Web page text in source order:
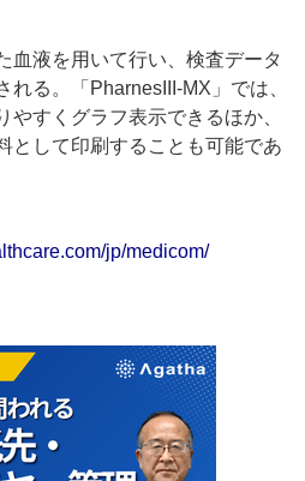
液を用いて行い、検査データ
れる。「PharnesIII-MX」では、
やすくグラフ表示できるほか、
として印刷することも可能であ
jp/medicom/